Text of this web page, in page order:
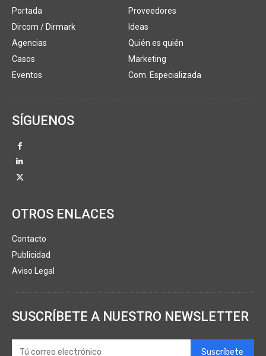
Portada
Dircom / Dirmark
Agencias
Casos
Eventos
Proveedores
Ideas
Quién es quién
Marketing
Com. Especializada
SÍGUENOS
OTROS ENLACES
Contacto
Publicidad
Aviso Legal
SUSCRÍBETE A NUESTRO NEWSLETTER
Suscríbete